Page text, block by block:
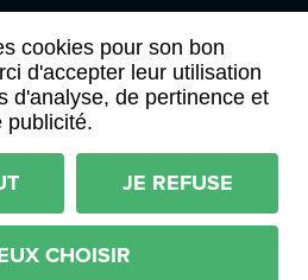
cookies pour son bon
d'accepter leur utilisation
d'analyse, de pertinence et
publicité.
JE REFUSE
CHOISIR
DÉLIBÉRATIONS
RGPD
(partiellement conforme)
d'utilisation